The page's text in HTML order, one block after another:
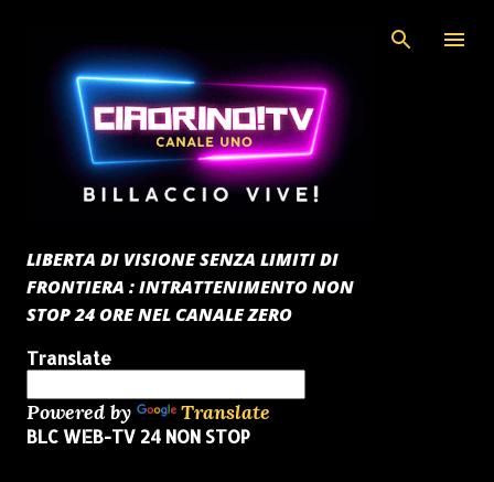
Passa ai contenuti principali
LIBERTA DI VISIONE SENZA LIMITI DI
FRONTIERA : INTRATTENIMENTO NON
STOP 24 ORE NEL CANALE ZERO
Translate
Powered by Translate
BLC WEB-TV 24 NON STOP